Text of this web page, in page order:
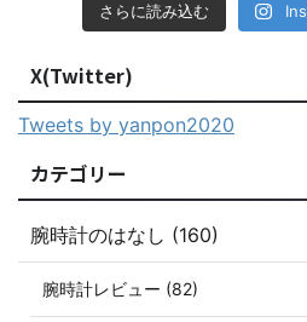
さらに読み込む
X(Twitter)
Tweets by yanpon2020
カテゴリー
腕時計のはなし (160)
腕時計レビュー (82)